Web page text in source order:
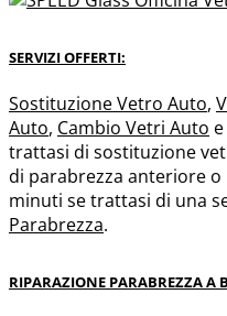
SERVIZI OFFERTI:
Sostituzione Vetro Auto,
Auto, Cambio Vetri Auto e
trattasi di sostituzione
di parabrezza anteriore
minuti se trattasi di una
Parabrezza.
RIPARAZIONE PARABREZZA A